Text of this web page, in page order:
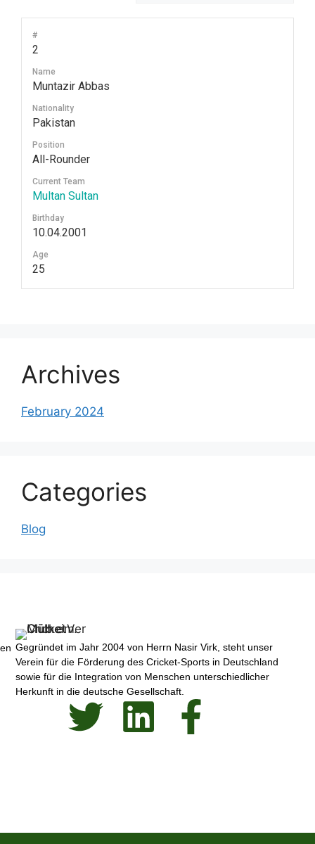
#
2
Name
Muntazir Abbas
Nationality
Pakistan
Position
All-Rounder
Current Team
Multan Sultan
Birthday
10.04.2001
Age
25
Archives
February 2024
Categories
Blog
Gegründet im Jahr 2004 von Herrn Nasir Virk, steht unser
Verein für die Förderung des Cricket-Sports in Deutschland
sowie für die Integration von Menschen unterschiedlicher
Herkunft in die deutsche Gesellschaft.